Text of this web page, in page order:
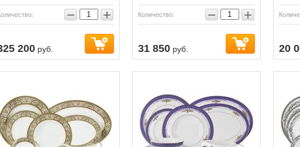
− +
200руб.
Количество: − +
31 850руб. 20